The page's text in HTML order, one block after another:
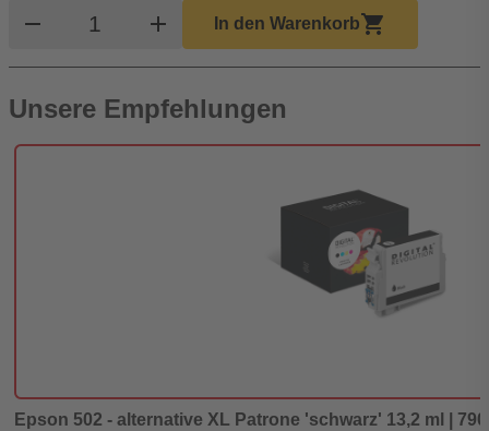
remove Produkt Warenkorb Menge
add In den Warenkorbshopping_cart
Unsere Empfehlungen
Epson 502 - alternative XL Patrone 'schwarz' 13,2 ml |